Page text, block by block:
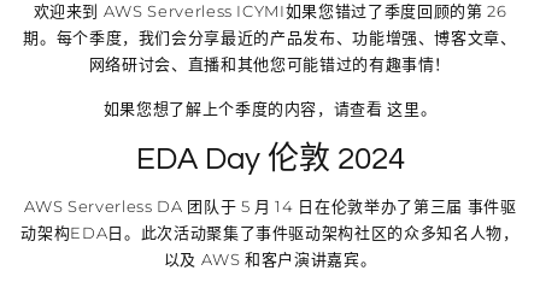
欢迎来到 AWS Serverless ICYMI如果您错过了季度回顾的第 26
期。每个季度，我们会分享最近的产品发布、功能增强、博客文章、
网络研讨会、直播和其他您可能错过的有趣事情！
如果您想了解上个季度的内容，请查看 这里。
EDA Day 伦敦 2024
AWS Serverless DA 团队于 5 月 14 日在伦敦举办了第三届 事件驱
动架构EDA日。此次活动聚集了事件驱动架构社区的众多知名人物，
以及 AWS 和客户演讲嘉宾。